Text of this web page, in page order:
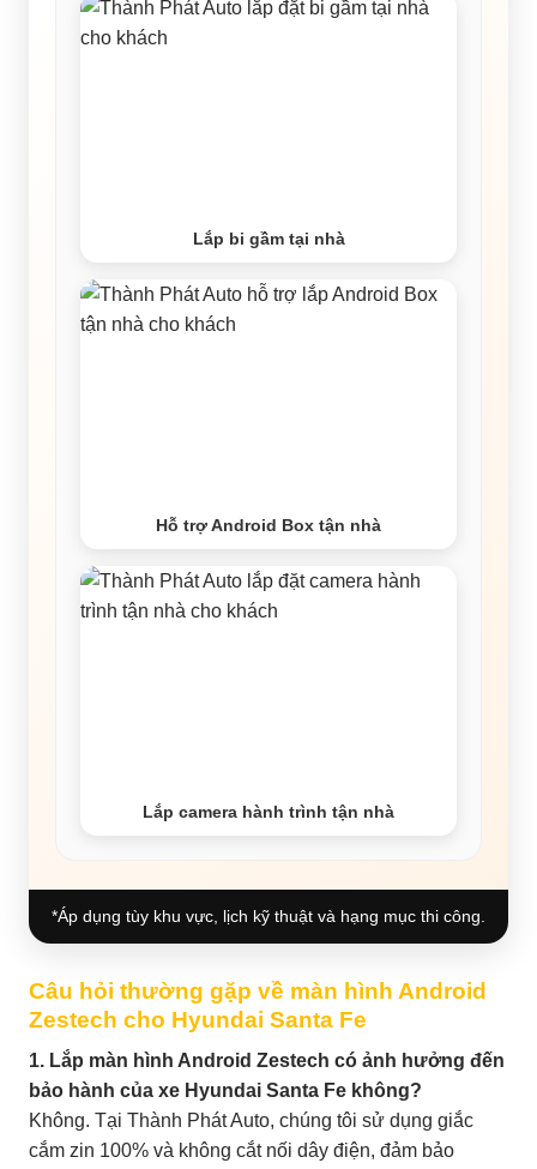
Lắp bi gầm tại nhà
Hỗ trợ Android Box tận nhà
Lắp camera hành trình tận nhà
*Áp dụng tùy khu vực, lịch kỹ thuật và hạng mục thi công.
Câu hỏi thường gặp về màn hình Android
Zestech cho Hyundai Santa Fe
1. Lắp màn hình Android Zestech có ảnh hưởng đến
bảo hành của xe Hyundai Santa Fe không?
Không. Tại Thành Phát Auto, chúng tôi sử dụng giắc
cắm zin 100% và không cắt nối dây điện, đảm bảo